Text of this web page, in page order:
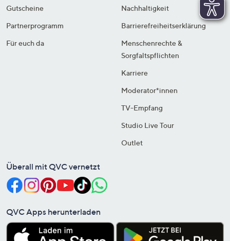
Gutscheine
Partnerprogramm
Für euch da
Nachhaltigkeit
Barrierefreiheitserklärung
Menschenrechte &
Sorgfaltspflichten
Karriere
Moderator*innen
TV-Empfang
Studio Live Tour
Outlet
Überall mit QVC vernetzt
QVC Apps herunterladen